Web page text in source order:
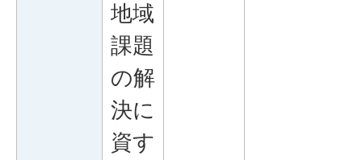
地域
課題
の解
決に
資す